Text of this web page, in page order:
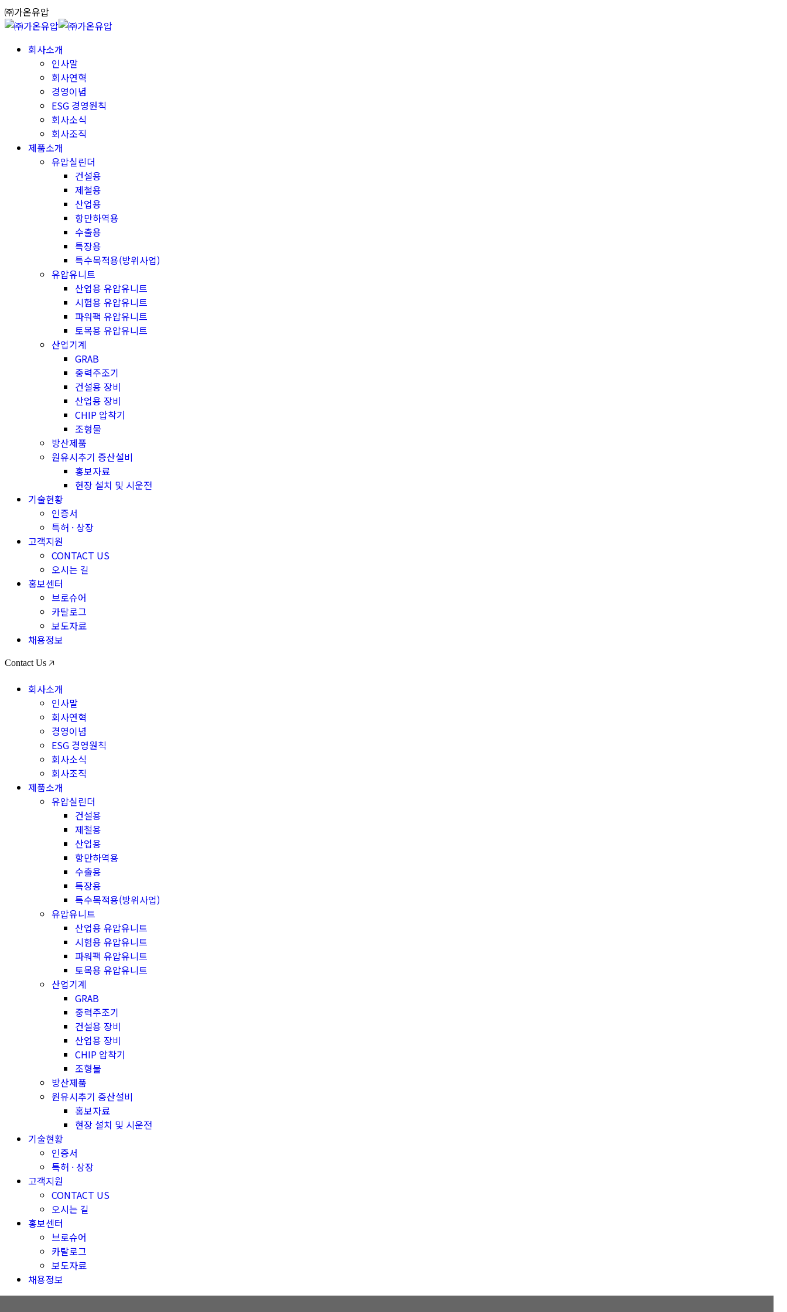
Skip
to
㈜가온유압
회사소개
인사말
회사연혁
경영이념
ESG 경영원칙
회사소식
회사조직
제품소개
유압실린더
건설용
제철용
산업용
항만하역용
수출용
특장용
특수목적용(방위사업)
유압유니트
산업용 유압유니트
시험용 유압유니트
파워팩 유압유니트
토목용 유압유니트
산업기계
GRAB
중력주조기
건설용 장비
산업용 장비
CHIP 압착기
조형물
방산제품
원유시추기 증산설비
홍보자료
현장 설치 및 시운전
기술현황
인증서
특허 · 상장
고객지원
CONTACT US
오시는 길
홍보센터
브로슈어
카탈로그
보도자료
채용정보
Contact Us 🡥
회사소개
인사말
회사연혁
경영이념
ESG 경영원칙
회사소식
회사조직
제품소개
유압실린더
건설용
제철용
산업용
항만하역용
수출용
특장용
특수목적용(방위사업)
유압유니트
산업용 유압유니트
시험용 유압유니트
파워팩 유압유니트
토목용 유압유니트
산업기계
GRAB
중력주조기
건설용 장비
산업용 장비
CHIP 압착기
조형물
방산제품
원유시추기 증산설비
홍보자료
현장 설치 및 시운전
기술현황
인증서
특허 · 상장
고객지원
CONTACT US
오시는 길
홍보센터
브로슈어
카탈로그
보도자료
채용정보